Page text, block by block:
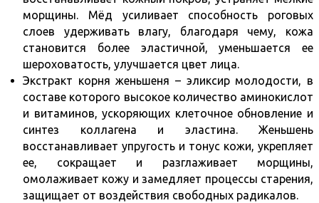
морщины. Мёд усиливает способность роговых
слоев удерживать влагу, благодаря чему, кожа
становится более эластичной, уменьшается ее
шероховатость, улучшается цвет лица.
Экстракт корня женьшеня – эликсир молодости, в
составе которого высокое количество аминокислот
и витаминов, ускоряющих клеточное обновление и
синтез коллагена и эластина. Женьшень
восстанавливает упругость и тонус кожи, укрепляет
ее, сокращает и разглаживает морщины,
омолаживает кожу и замедляет процессы старения,
защищает от воздействия свободных радикалов.